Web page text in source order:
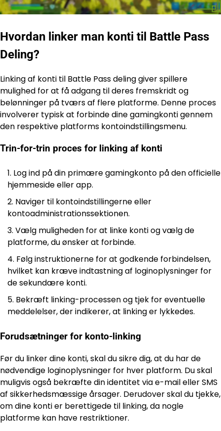
Hvordan linker man konti til Battle Pass
Deling?
Linking af konti til Battle Pass deling giver spillere
mulighed for at få adgang til deres fremskridt og
belønninger på tværs af flere platforme. Denne proces
involverer typisk at forbinde dine gamingkonti gennem
den respektive platforms kontoindstillingsmenu.
Trin-for-trin proces for linking af konti
Log ind på din primære gamingkonto på den officielle
hjemmeside eller app.
Naviger til kontoindstillingerne eller
kontoadministrationssektionen.
Vælg muligheden for at linke konti og vælg de
platforme, du ønsker at forbinde.
Følg instruktionerne for at godkende forbindelsen,
hvilket kan kræve indtastning af loginoplysninger for
de sekundære konti.
Bekræft linking-processen og tjek for eventuelle
meddelelser, der indikerer, at linking er lykkedes.
Forudsætninger for konto-linking
Før du linker dine konti, skal du sikre dig, at du har de
nødvendige loginoplysninger for hver platform. Du skal
muligvis også bekræfte din identitet via e-mail eller SMS
af sikkerhedsmæssige årsager. Derudover skal du tjekke,
om dine konti er berettigede til linking, da nogle
platforme kan have restriktioner.